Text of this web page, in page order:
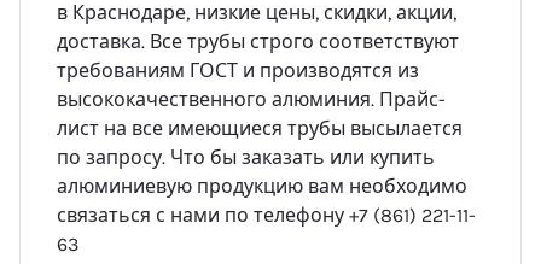
в Краснодаре, низкие цены, скидки, акции,
доставка. Все трубы строго соответствуют
требованиям ГОСТ и производятся из
высококачественного алюминия. Прайс-
лист на все имеющиеся трубы высылается
по запросу. Что бы заказать или купить
алюминиевую продукцию вам необходимо
связаться с нами по телефону +7 (861) 221-11-
63